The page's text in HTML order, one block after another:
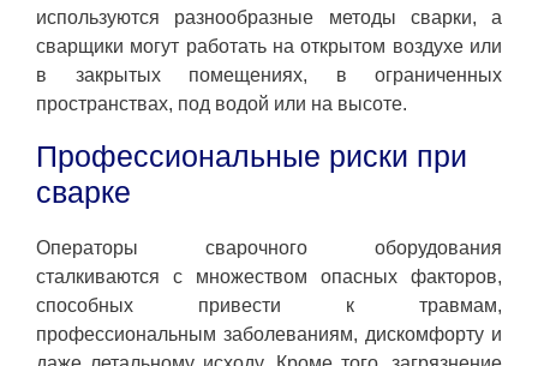
используются разнообразные методы сварки, а
сварщики могут работать на открытом воздухе или
в закрытых помещениях, в ограниченных
пространствах, под водой или на высоте.
Профессиональные риски при
сварке
Операторы сварочного оборудования
сталкиваются с множеством опасных факторов,
способных привести к травмам,
профессиональным заболеваниям, дискомфорту и